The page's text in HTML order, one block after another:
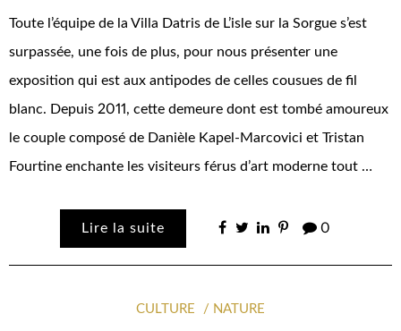
Toute l’équipe de la Villa Datris de L’isle sur la Sorgue s’est
surpassée, une fois de plus, pour nous présenter une
exposition qui est aux antipodes de celles cousues de fil
blanc. Depuis 2011, cette demeure dont est tombé amoureux
le couple composé de Danièle Kapel-Marcovici et Tristan
Fourtine enchante les visiteurs férus d’art moderne tout …
Lire la suite 0
CULTURE NATURE